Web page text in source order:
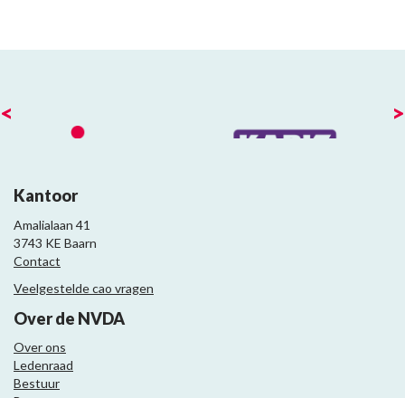
< >
Kantoor
Amalialaan 41
3743 KE Baarn
Contact
Veelgestelde cao vragen
Over de NVDA
Over ons
Ledenraad
Bestuur